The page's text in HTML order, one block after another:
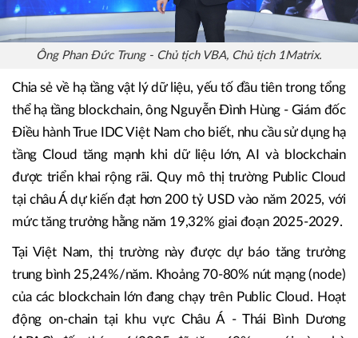
Ông Phan Đức Trung - Chủ tịch VBA, Chủ tịch 1Matrix.
Chia sẻ về hạ tầng vật lý dữ liệu, yếu tố đầu tiên trong tổng
thể hạ tầng blockchain, ông Nguyễn Đình Hùng - Giám đốc
tầng Cloud tăng mạnh khi dữ liệu lớn, AI và blockchain
được triển khai rộng rãi. Quy mô thị trường Public Cloud
tại châu Á dự kiến đạt hơn 200 tỷ USD vào năm 2025, với
mức tăng trưởng hằng năm 19,32% giai đoạn 2025-2029.